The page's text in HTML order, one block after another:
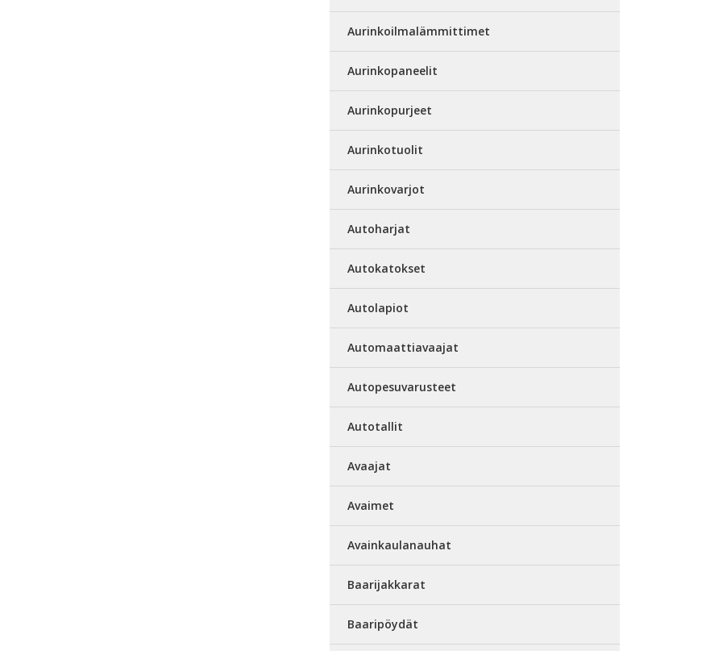
Aurinkoilmalämmittimet
Aurinkopaneelit
Aurinkopurjeet
Aurinkotuolit
Aurinkovarjot
Autoharjat
Autokatokset
Autolapiot
Automaattiavaajat
Autopesuvarusteet
Autotallit
Avaajat
Avaimet
Avainkaulanauhat
Baarijakkarat
Baaripöydät